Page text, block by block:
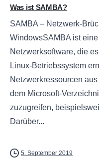
Was ist SAMBA?
SAMBA – Netzwerk-
WindowsSAMBA ist
Netzwerksoftware, die
Linux-Betriebssystem
Netzwerkressourcen
dem Microsoft-
zuzugreifen,
Darüber...
5. September 2019